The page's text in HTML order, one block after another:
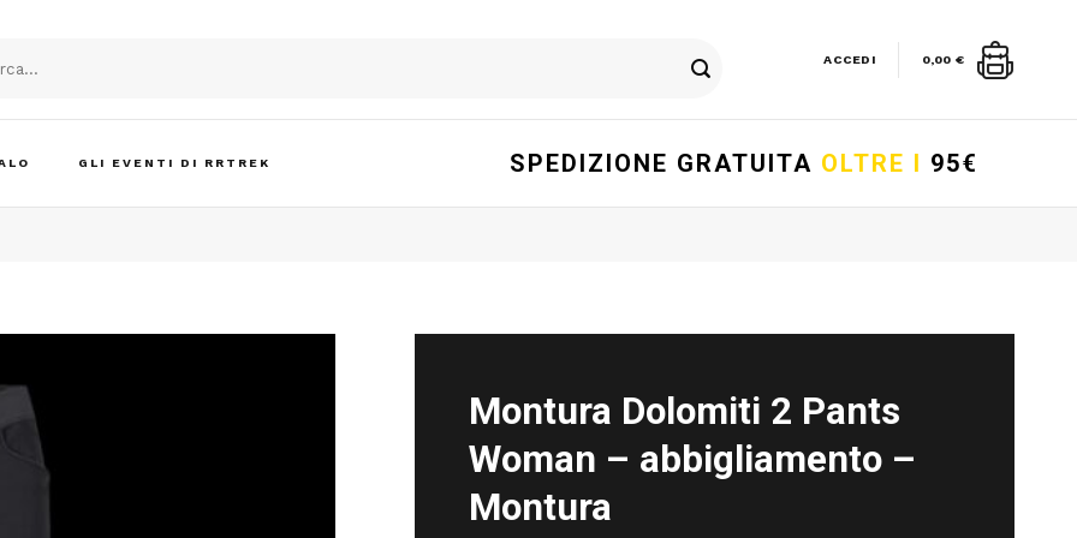
ACCEDI 0,00 €
GLI EVENTI DI RRTREK SPEDIZIONE GRATUITA OLTRE I 95€
Montura Dolomiti 2 Pants
Woman – abbigliamento –
Montura